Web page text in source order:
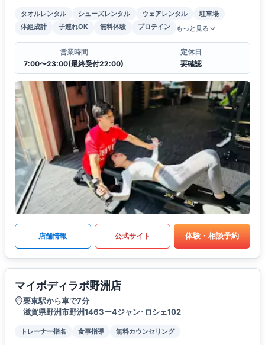
タオルレンタル シューズレンタル ウェアレンタル
駐車場
体組成計
子連れOK 無料体験 プロテイン もっと見る
営業時間
7:00〜23:00(最終受付22:00)
定休日
要確認
店舗情報 公式サイト 体験・相談予約
マイボディラボ野洲店
栗東駅から車で7分
滋賀県野洲市野洲1463ー4ジャン･ロシェ102
トレーナー指名 食事指導 無料カウンセリング